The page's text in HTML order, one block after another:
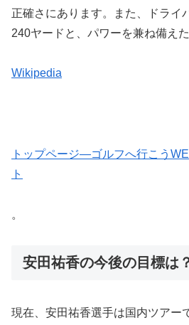
正確さにあります。また、ドライ
240ヤードと、パワーを兼ね備え
Wikipedia
トップページ—ゴルフへ行こう
ト
。
安田祐香の今後の目標は
現在、安田祐香選手は国内ツアー